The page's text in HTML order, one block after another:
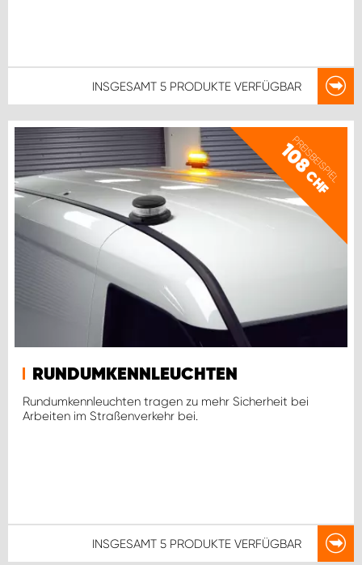
INSGESAMT 5 PRODUKTE VERFÜGBAR
PREISBEISPIEL
108
CHF
RUNDUMKENNLEUCHTEN
Rundumkennleuchten tragen zu mehr Sicherheit bei
Arbeiten im Straßenverkehr bei.
INSGESAMT 5 PRODUKTE VERFÜGBAR